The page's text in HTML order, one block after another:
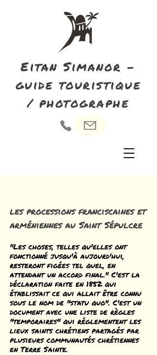
Eitan Simanor -
guide touristique
/ photographe
les processions franciscaines et
arméniennes au Saint Sépulcre
"Les choses, telles qu'elles ont
fonctionné jusqu'à aujourd'hui,
resteront figées tel quel, en
attendant un accord final." C'est la
déclaration faite en 1852 qui
établissait ce qui allait être connu
sous le nom de "statu quo". C'est un
document avec une liste de règles
"temporaires" qui réglementent les
lieux saints chrétiens partagés par
plusieurs communautés chrétiennes
en Terre Sainte.